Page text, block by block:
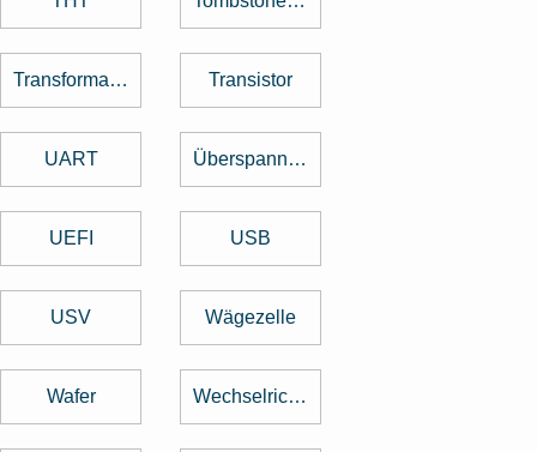
Transformator Transistor
UART Überspannungsschutz
UEFI USB
USV Wägezelle
Wafer Wechselrichter